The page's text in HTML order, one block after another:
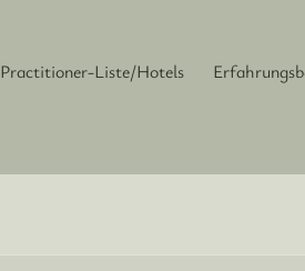
Practitioner-Liste/Hotels